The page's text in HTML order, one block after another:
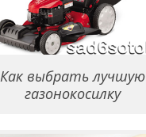
Как выбрать лучшую
газонокосилку